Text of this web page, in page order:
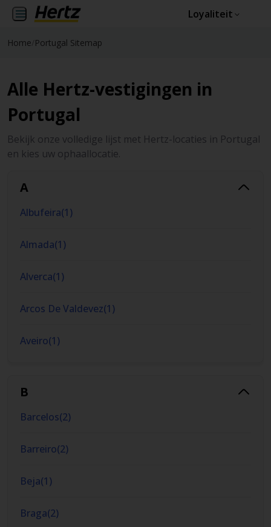
Loyaliteit
Home Portugal Sitemap
Alle Hertz-vestigingen in
Portugal
Bekijk onze volledige lijst met Hertz-locaties in Portugal
en kies uw ophaallocatie.
A
Albufeira(1)
Almada(1)
Alverca(1)
Arcos De Valdevez(1)
Aveiro(1)
B
Barcelos(2)
Barreiro(2)
Beja(1)
Braga(2)